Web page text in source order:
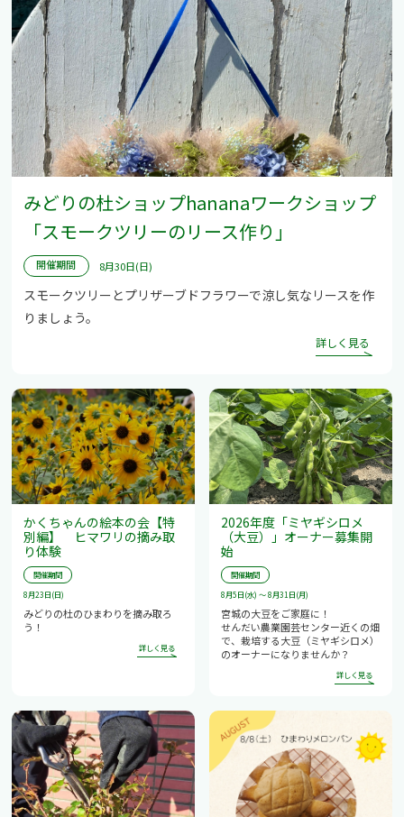
みどりの杜ショップhananaワークショップ
「スモークツリーのリース作り」
開催期間 8月30日(日)
スモークツリーとプリザーブドフラワーで涼し気なリースを作
りましょう。
詳しく見る
かくちゃんの絵本の会【特
別編】 ヒマワリの摘み取
り体験
開催期間
8月23日(日)
みどりの杜のひまわりを摘み取ろ
う！
2026年度「ミヤギシロメ
（大豆）」オーナー募集開
始
開催期間
8月5日(水) ～ 8月31日(月)
宮城の大豆をご家庭に！
せんだい農業園芸センター近くの畑
で、栽培する大豆（ミヤギシロメ）
のオーナーになりませんか？